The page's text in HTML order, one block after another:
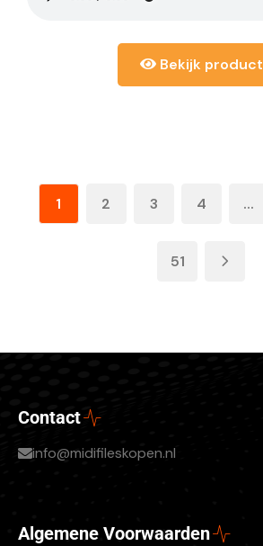
Bekijk product
1 2 3 4 ...
51
Contact
info@midifileskopen.nl
Algemene Voorwaarden